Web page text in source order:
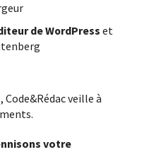
de WordPresset
veille à
votre